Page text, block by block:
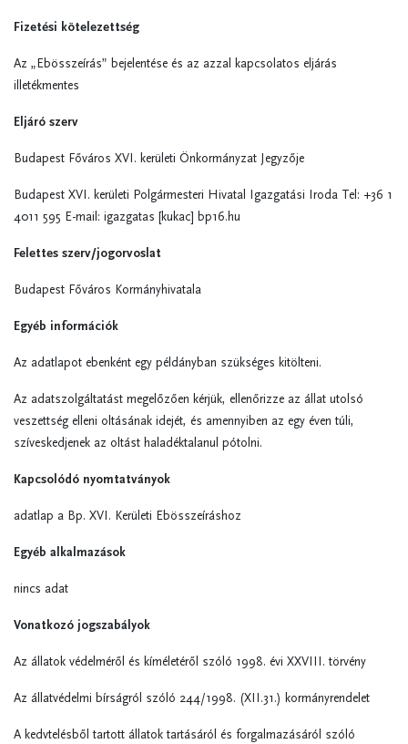
Fizetési kötelezettség
Az „Ebösszeírás” bejelentése és az azzal kapcsolatos eljárás
illetékmentes
Eljáró szerv
Budapest Főváros XVI. kerületi Önkormányzat Jegyzője
Budapest XVI. kerületi Polgármesteri Hivatal Igazgatási Iroda Tel: +36 1
4011 595 E-mail: igazgatas [kukac] bp16.hu
Felettes szerv/jogorvoslat
Budapest Főváros Kormányhivatala
Egyéb információk
Az adatlapot ebenként egy példányban szükséges kitölteni.
Az adatszolgáltatást megelőzően kérjük, ellenőrizze az állat utolsó
veszettség elleni oltásának idejét, és amennyiben az egy éven túli,
szíveskedjenek az oltást haladéktalanul pótolni.
Kapcsolódó nyomtatványok
adatlap a Bp. XVI. Kerületi Ebösszeíráshoz
Egyéb alkalmazások
nincs adat
Vonatkozó jogszabályok
Az állatok védelméről és kíméletéről szóló 1998. évi XXVIII. törvény
Az állatvédelmi bírságról szóló 244/1998. (XII.31.) kormányrendelet
A kedvtelésből tartott állatok tartásáról és forgalmazásáról szóló